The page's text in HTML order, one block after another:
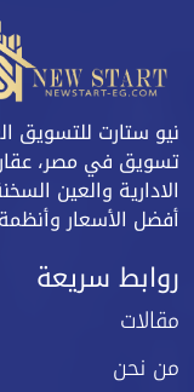
نيو ستارت للتسويق
تسويق في مصر،
الادارية والعين
أفضل الأسعار
روابط سريعة
مقالات
من نحن